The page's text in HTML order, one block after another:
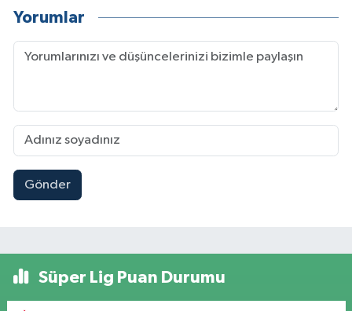
Yorumlar
Gönder
Süper Lig Puan Durumu